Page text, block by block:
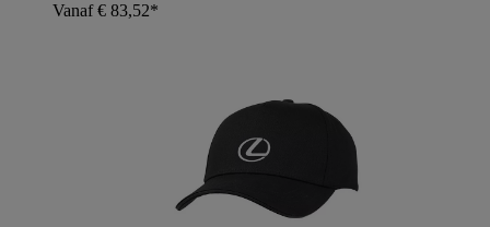
Vanaf € 83,52*